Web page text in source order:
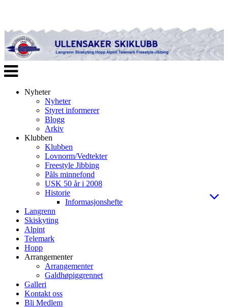
Veksle
navigasjon
Nyheter
Nyheter
Styret informerer
Blogg
Arkiv
Klubben
Klubben
Lovnorm/Vedtekter
Freestyle Jibbing
Påls minnefond
USK 50 år i 2008
Historie
Informasjonshefte
Langrenn
Skiskyting
Alpint
Telemark
Hopp
Arrangementer
Arrangementer
Galdhøpiggrennet
Galleri
Kontakt oss
Bli Medlem